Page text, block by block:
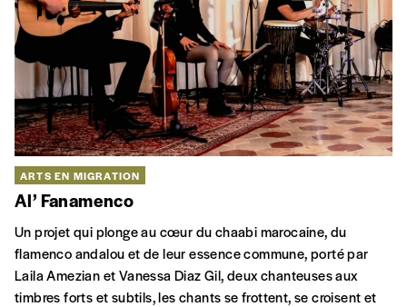
ARTS EN MIGRATION
Al’ Fanamenco
Un projet qui plonge au cœur du chaabi marocaine, du
flamenco andalou et de leur essence commune, porté par
Laila Amezian et Vanessa Diaz Gil, deux chanteuses aux
timbres forts et subtils, les chants se frottent, se croisent et